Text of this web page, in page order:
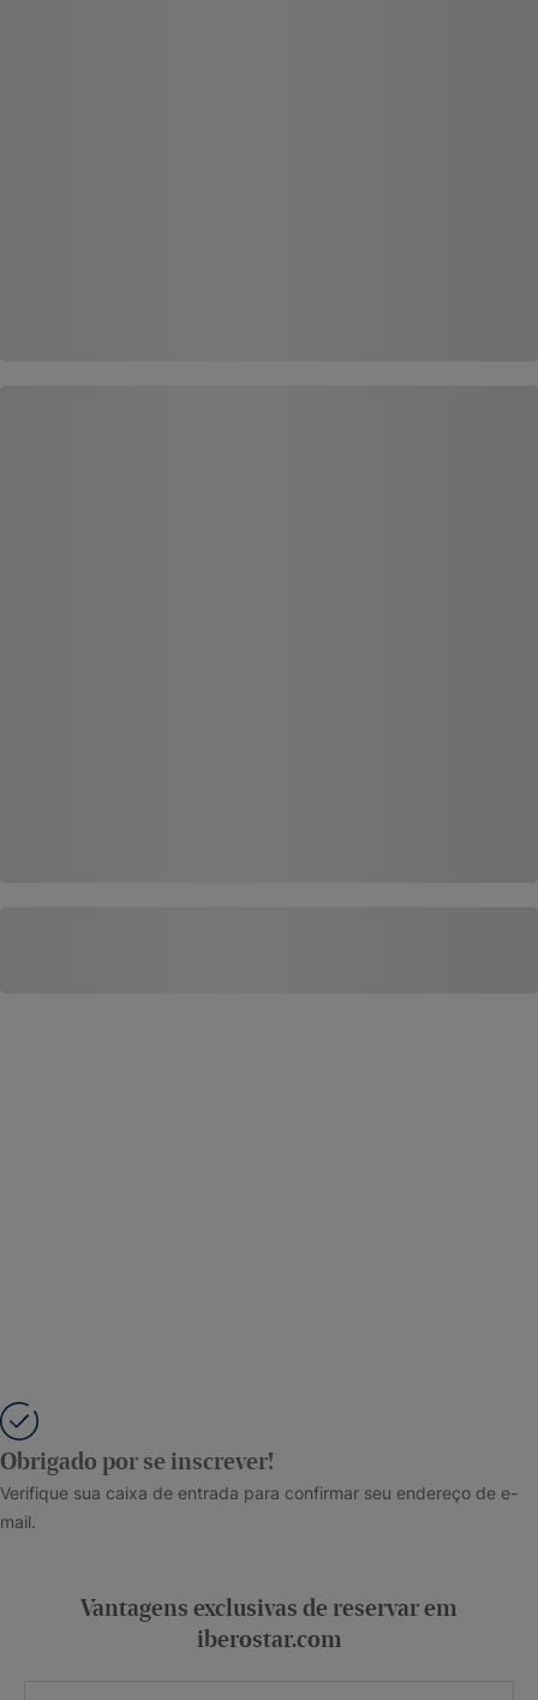
Obrigado por se inscrever!
Verifique sua caixa de entrada para confirmar seu endereço de e-
mail.
Vantagens exclusivas de reservar em
iberostar.com